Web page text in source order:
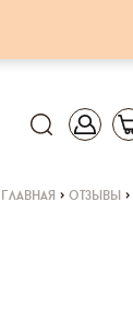
главная > отзывы >